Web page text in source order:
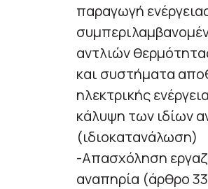
παραγωγή
αντλιών
και συστήματα
ηλεκτρικής
κάλυψη των ιδίων
(ιδιοκατανάλωση)
-Απασχόληση
αναπηρία (άρθρο